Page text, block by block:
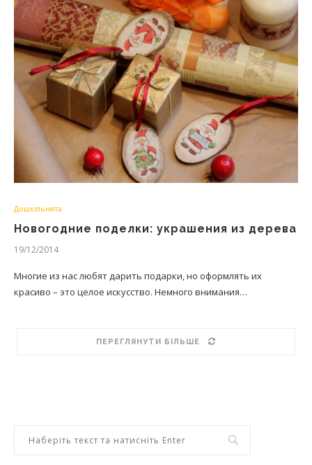
Дошкільнята
Новогодние поделки: украшения из дерева
19/12/2014
Многие из нас любят дарить подарки, но оформлять их
красиво – это целое искусство. Немного внимания…
ПЕРЕГЛЯНУТИ БІЛЬШЕ